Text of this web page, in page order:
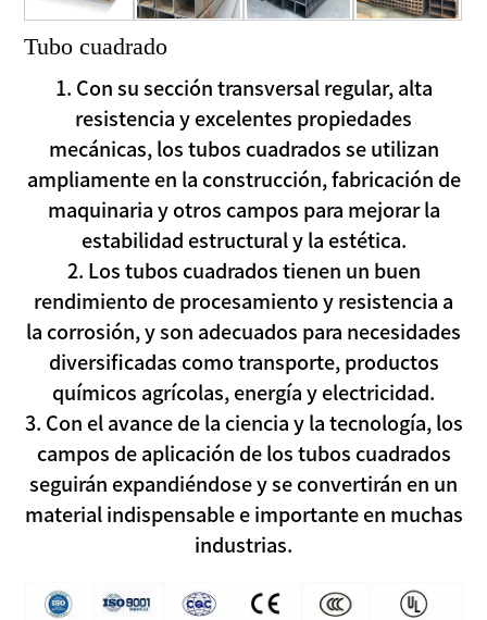
Tubo cuadrado
1. Con su sección transversal regular, alta
resistencia y excelentes propiedades
mecánicas, los tubos cuadrados se utilizan
ampliamente en la construcción, fabricación de
maquinaria y otros campos para mejorar la
estabilidad estructural y la estética.
2. Los tubos cuadrados tienen un buen
rendimiento de procesamiento y resistencia a
la corrosión, y son adecuados para necesidades
diversificadas como transporte, productos
químicos agrícolas, energía y electricidad.
3. Con el avance de la ciencia y la tecnología, los
campos de aplicación de los tubos cuadrados
seguirán expandiéndose y se convertirán en un
material indispensable e importante en muchas
industrias.